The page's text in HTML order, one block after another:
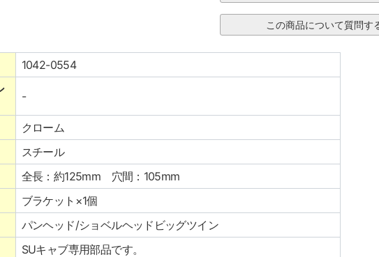
1042-0554
-
クローム
スチール
全長：約125mm 穴間：105mm
ブラケット×1個
パンヘッド/ショベルヘッドビッグツイン
SUキャブ専用部品です。